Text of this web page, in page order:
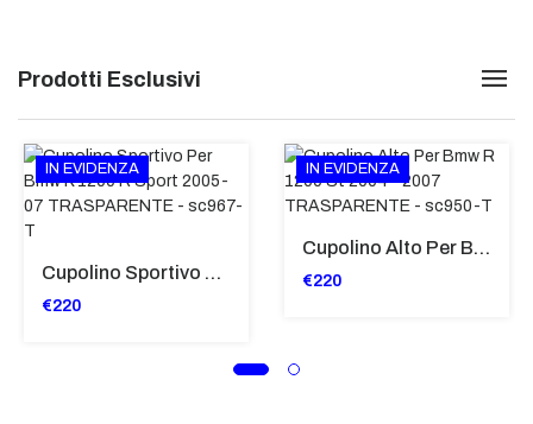
Prodotti Esclusivi
IN EVIDENZA
Cupolino Sportivo Per Bmw K 1200 R Sport 2005-07 TRASPARENTE - Sc967-T
€220
IN EVIDENZA
Cupolino Alto Per Bmw R 1200 St 2004 - 2007 TRASPARENTE - Sc950-T
€220